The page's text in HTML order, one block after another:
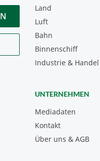
Land
Luft
Bahn
Binnenschiff
Industrie & Handel
UNTERNEHMEN
Mediadaten
Kontakt
Über uns & AGB